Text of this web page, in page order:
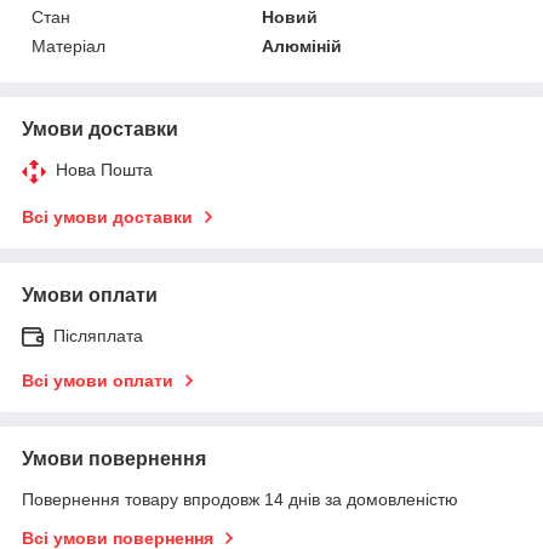
Стан
Новий
Матеріал
Алюміній
Умови доставки
Нова Пошта
Всі умови доставки
Умови оплати
Післяплата
Всі умови оплати
Умови повернення
Повернення товару впродовж 14 днів за домовленістю
Всі умови повернення